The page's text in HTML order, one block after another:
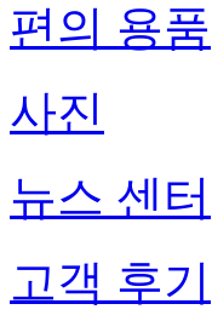
편의 용품
사진
뉴스 센터
고객 후기